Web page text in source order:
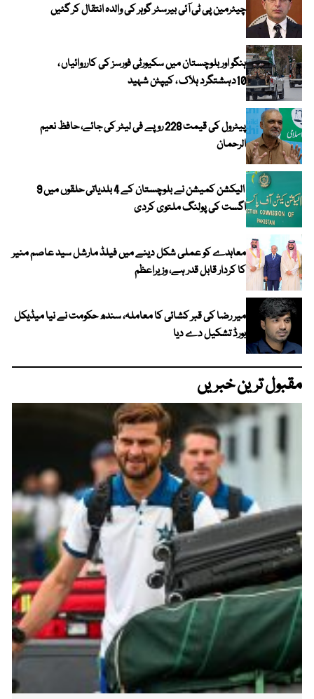
چیئرمین پی ٹی آئی بیرسٹر گوہر کی والدہ انتقال کر گئیں
ہنگو اور بلوچستان میں سکیورٹی فورسز کی کارروائیاں ،
10دہشتگرد ہلاک ، کیپٹن شہید
پیٹرول کی قیمت 228 روپے فی لیٹر کی جائے، حافظ نعیم
الرحمان
الیکشن کمیشن نے بلوچستان کے 4 بلدیاتی حلقوں میں 9
اگست کی پولنگ ملتوی کردی
معاہدے کو عملی شکل دینے میں فیلڈ مارشل سید عاصم منیر
کا کردار قابل قدر ہے، وزیراعظم
میر رضا کی قبر کشائی کا معاملہ، سندھ حکومت نے نیا میڈیکل
بورڈ تشکیل دے دیا
مقبول ترین خبریں